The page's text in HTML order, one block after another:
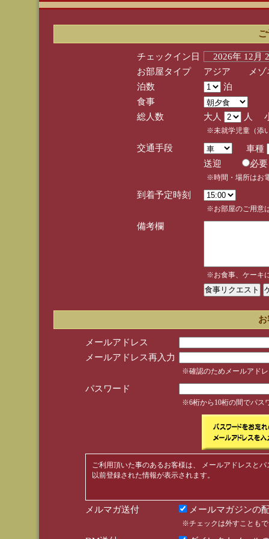
チェックイン日
2026年 12
お部屋タイプ
アジア メゾネ
泊数
泊
食事
総人数
大人 人
※未就学児童（添
交通手段
車種
送迎
※時間・場所はお
到着予定時刻
※お部屋のご用意
備考欄
※お食事、ケーキ
メールアドレス
メールアドレス再入力
※確認のためメールアド
パスワード
※6桁から10桁の間でパス
ご利用頂いた事のあるお客様は、 メールアドレスと
以前登録された情報が表示されます。
メルマガ送付 メールマガジンの
※チェックは外すことも